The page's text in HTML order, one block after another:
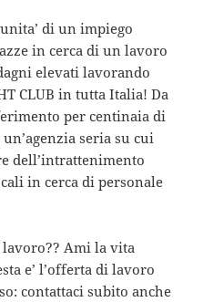
di un impiego
in cerca di un lavoro
elevati lavorando
CLUB in tutta Italia! Da
per centinaia di
seria su cui
dell’intrattenimento
in cerca di personale
lavoro?? Ami la vita
e’ l’offerta di lavoro
contattaci subito anche